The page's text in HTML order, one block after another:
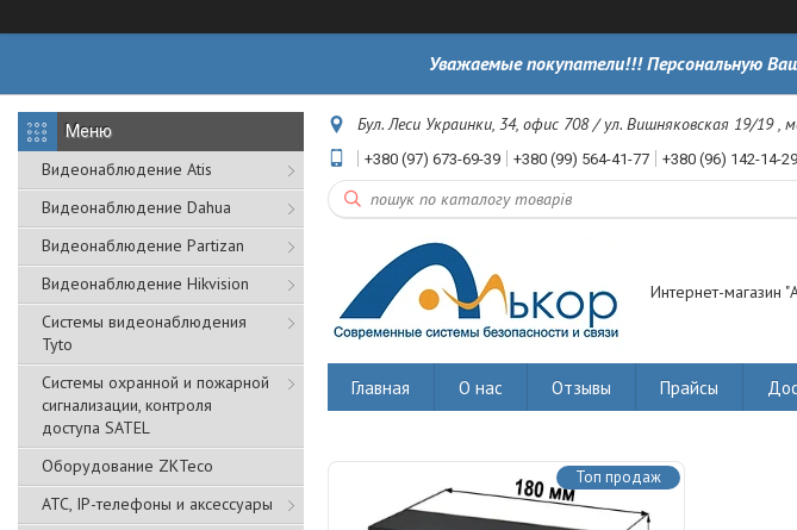
Уважаемые покупатели!!! Персональную
Видеонаблюдение Atis
Видеонаблюдение Dahua
Видеонаблюдение Partizan
Видеонаблюдение Hikvision
Системы видеонаблюдения
Tyto
Cистемы охранной и пожарной
сигнализации, контроля
доступа SATEL
Оборудование ZKTeco
АТС, IP-телефоны и аксессуары
Бул. Леси Украинки, 34, офис 708 / ул. Вишняковская 19/19 ,
+380 (97) 673-69-39 +380 (99) 564-41-77 +380 (96) 142-14-29
Интернет-магазин
Главная О нас Отзывы Прайсы
Топ продаж